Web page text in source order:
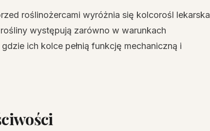
roślinożercami wyróżnia się kolcorośl lekarska
występują zarówno w warunkach
ich kolce pełnią funkcję mechaniczną i